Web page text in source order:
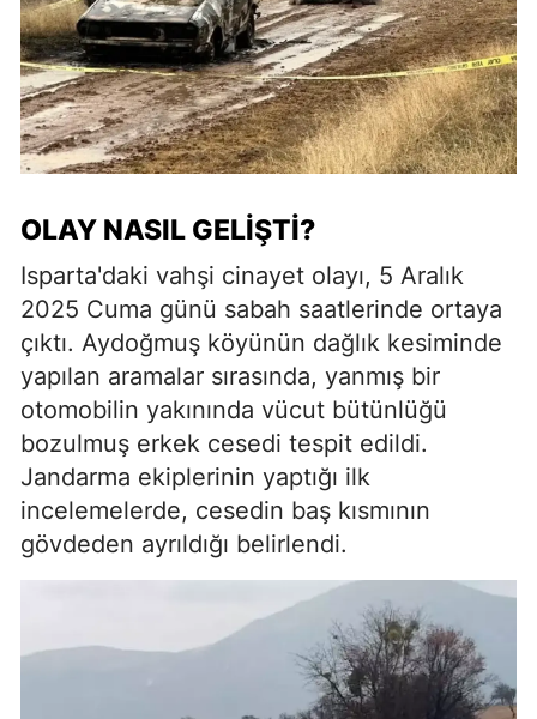
OLAY NASIL GELIŞTI?
Isparta'daki vahşi cinayet olayı, 5 Aralık
2025 Cuma günü sabah saatlerinde ortaya
çıktı. Aydoğmuş köyünün dağlık kesiminde
yapılan aramalar sırasında, yanmış bir
otomobilin yakınında vücut bütünlüğü
bozulmuş erkek cesedi tespit edildi.
Jandarma ekiplerinin yaptığı ilk
incelemelerde, cesedin baş kısmının
gövdeden ayrıldığı belirlendi.